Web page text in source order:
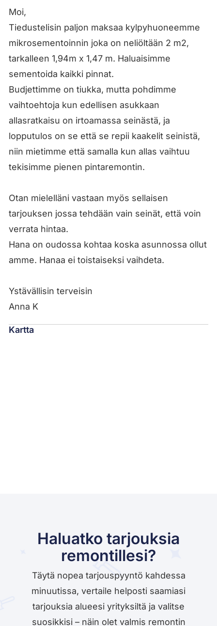
Moi,
Tiedustelisin paljon maksaa kylpyhuoneemme
mikrosementoinnin joka on neliöltään 2 m2,
tarkalleen 1,94m x 1,47 m. Haluaisimme
sementoida kaikki pinnat.
Budjettimme on tiukka, mutta pohdimme
vaihtoehtoja kun edellisen asukkaan
allasratkaisu on irtoamassa seinästä, ja
lopputulos on se että se repii kaakelit seinistä,
niin mietimme että samalla kun allas vaihtuu
tekisimme pienen pintaremontin.
Otan mielelläni vastaan myös sellaisen
tarjouksen jossa tehdään vain seinät, että voin
verrata hintaa.
Hana on oudossa kohtaa koska asunnossa ollut
amme. Hanaa ei toistaiseksi vaihdeta.
Ystävällisin terveisin
Anna K
Kartta
Haluatko tarjouksia
remontillesi?
Täytä nopea tarjouspyyntö kahdessa
minuutissa, vertaile helposti saamiasi
tarjouksia alueesi yrityksiltä ja valitse
suosikkisi – näin olet valmis remontin